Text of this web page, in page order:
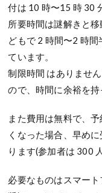
付は 10 時〜15 時 30
所要時間は謎解きと
どもで 2 時間〜2 時
ています。
制限時間 はありませ
ので、時間に余裕を持
また費用は無料で、
くなった場合、早め
ります(参加者は 300
必要なものはスマー